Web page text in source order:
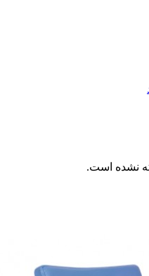
نشده است.